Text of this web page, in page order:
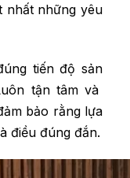
nhất những yêu
tiến độ sản
tận tâm và
bảo rằng lựa
điều đúng đắn.